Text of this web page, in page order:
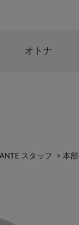
オトナ
スタッフ > 本部